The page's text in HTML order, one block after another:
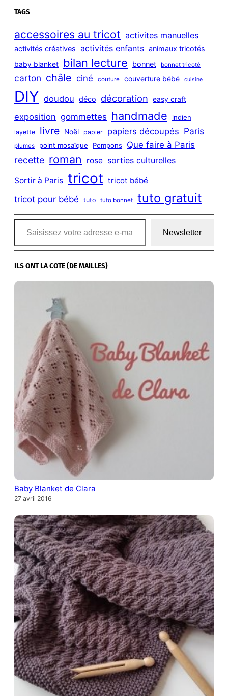
a
c
h
TAGS
accessoires au tricot activites manuelles
activités créatives activités enfants animaux tricotés
baby blanket bilan lecture bonnet bonnet tricoté
carton châle ciné couture couverture bébé cuisine
DIY doudou déco décoration easy craft
exposition gommettes handmade indien
layette livre Noël papier papiers découpés Paris
plumes point mosaïque Pompons Que faire à Paris
recette roman rose sorties culturelles
Sortir à Paris tricot tricot bébé
tricot pour bébé tuto tuto bonnet tuto gratuit
Saisissez votre adresse e-mail…
Newsletter
ILS ONT LA COTE (DE MAILLES)
Baby Blanket de Clara
27 avril 2016